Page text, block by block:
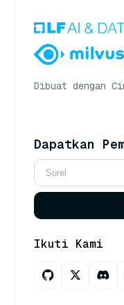
Dibuat dengan
Dapatkan
Ikuti Kami